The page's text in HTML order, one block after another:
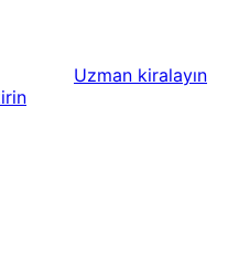
Uzman kiralayın